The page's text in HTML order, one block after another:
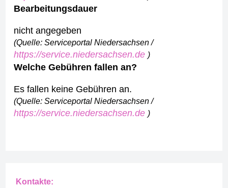
Bearbeitungsdauer
nicht angegeben
(Quelle: Serviceportal Niedersachsen /
https://service.niedersachsen.de )
Welche Gebühren fallen an?
Es fallen keine Gebühren an.
(Quelle: Serviceportal Niedersachsen /
https://service.niedersachsen.de )
Kontakte: